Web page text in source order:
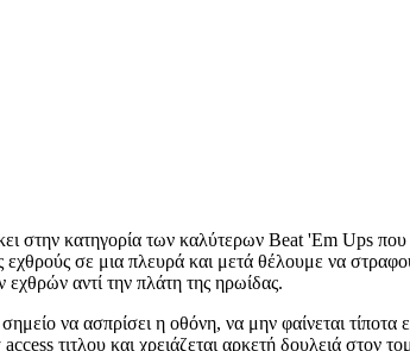
στην κατηγορία των καλύτερων Beat 'Em Ups
σε μια πλευρά και μετά θέλουμε να
αντί την πλάτη της ηρωίδας.
να ασπρίσει η οθόνη, να μην φαίνεται τίποτα
τιτλου και χρειάζεται αρκετή δουλειά στον